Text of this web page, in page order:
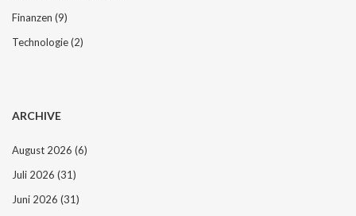
Finanzen (9)
Technologie(2)
ARCHIVE
August 2026 (6)
Juli 2026 (31)
Juni 2026 (31)